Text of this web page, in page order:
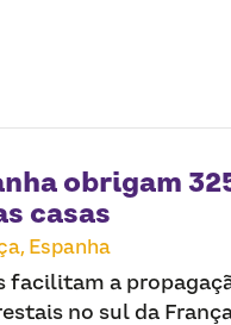
obrigam
casas
Espanha
facilitam a
no sul da